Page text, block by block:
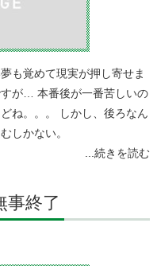
も覚めて現実が押し寄せま
が… 本番後が一番苦しいの
ね。。。 しかし、後ろなん
しかない。
...続きを読む
事終了